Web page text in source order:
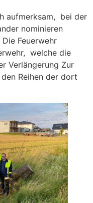
aufmerksam, bei der
nominieren
Feuerwehr
welche die
Verlängerung Zur
Reihen der dort